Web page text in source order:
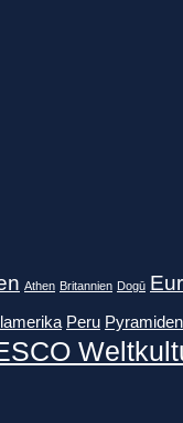
Athen Britannien Dogū
Peru